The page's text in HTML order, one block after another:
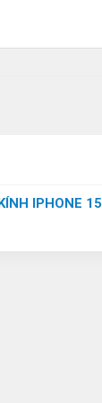
IPHONE 15